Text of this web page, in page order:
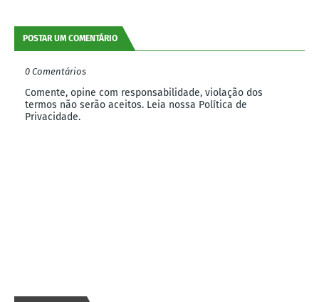
POSTAR UM COMENTÁRIO
0 Comentários
Comente, opine com responsabilidade, violação dos
termos não serão aceitos. Leia nossa Política de
Privacidade.